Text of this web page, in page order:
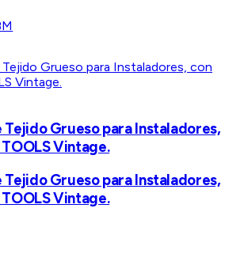
Grueso para Instaladores,
Vintage.
Grueso para Instaladores,
Vintage.